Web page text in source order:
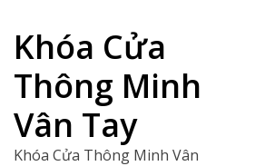
content
Khóa Cửa
Thông Minh
Vân Tay
Khóa Cửa Thông Minh Vân